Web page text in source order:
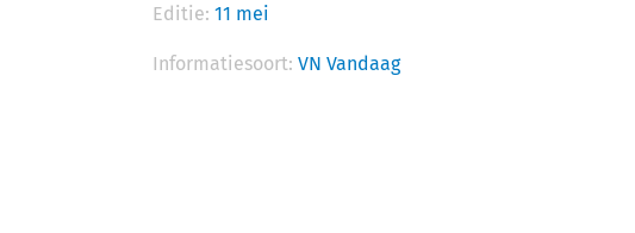
Editie: 11 mei
Informatiesoort: VN Vandaag